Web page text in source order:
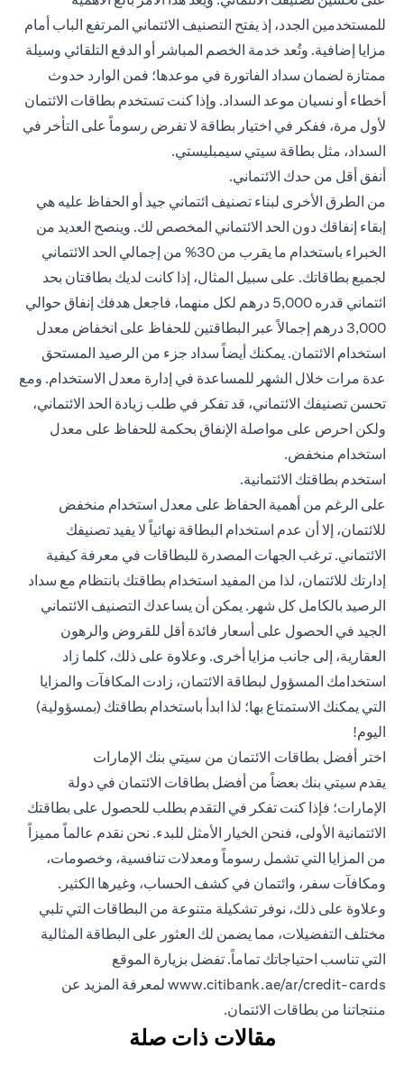
للمستخدمين الجدد، إذ يفتح التصنيف الائتماني المرتفع الباب أمام
مزايا إضافية. وتُعد خدمة الخصم المباشر أو الدفع التلقائي وسيلة
ممتازة لضمان سداد الفاتورة في موعدها؛ فمن الوارد حدوث
أخطاء أو نسيان موعد السداد. وإذا كنت تستخدم بطاقات الائتمان
لأول مرة، ففكر في اختيار بطاقة لا تفرض رسوماً على التأخر في
السداد، مثل بطاقة سيتي سيمبليستي.
أنفق أقل من حدك الائتماني.
من الطرق الأخرى لبناء تصنيف ائتماني جيد أو الحفاظ عليه هي
إبقاء إنفاقك دون الحد الائتماني المخصص لك. وينصح العديد من
الخبراء باستخدام ما يقرب من 30% من إجمالي الحد الائتماني
لجميع بطاقاتك. على سبيل المثال، إذا كانت لديك بطاقتان بحد
ائتماني قدره 5,000 درهم لكل منهما، فاجعل هدفك إنفاق حوالي
3,000 درهم إجمالاً عبر البطاقتين للحفاظ على انخفاض معدل
استخدام الائتمان. يمكنك أيضاً سداد جزء من الرصيد المستحق
عدة مرات خلال الشهر للمساعدة في إدارة معدل الاستخدام. ومع
تحسن تصنيفك الائتماني، قد تفكر في طلب زيادة الحد الائتماني،
ولكن احرص على مواصلة الإنفاق بحكمة للحفاظ على معدل
استخدام منخفض.
استخدم بطاقتك الائتمانية.
على الرغم من أهمية الحفاظ على معدل استخدام منخفض
للائتمان، إلا أن عدم استخدام البطاقة نهائياً لا يفيد تصنيفك
الائتماني. ترغب الجهات المصدرة للبطاقات في معرفة كيفية
إدارتك للائتمان، لذا من المفيد استخدام بطاقتك بانتظام مع سداد
الرصيد بالكامل كل شهر. يمكن أن يساعدك التصنيف الائتماني
الجيد في الحصول على أسعار فائدة أقل للقروض والرهون
العقارية، إلى جانب مزايا أخرى. وعلاوة على ذلك، كلما زاد
استخدامك المسؤول لبطاقة الائتمان، زادت المكافآت والمزايا
التي يمكنك الاستمتاع بها؛ لذا ابدأ باستخدام بطاقتك (بمسؤولية)
اليوم!
اختر أفضل بطاقات الائتمان من سيتي بنك الإمارات
يقدم سيتي بنك بعضاً من أفضل بطاقات الائتمان في دولة
الإمارات؛ فإذا كنت تفكر في التقدم بطلب للحصول على بطاقتك
الائتمانية الأولى، فنحن الخيار الأمثل للبدء. نحن نقدم عالماً مميزاً
من المزايا التي تشمل رسوماً ومعدلات تنافسية، وخصومات،
ومكافآت سفر، وائتمان في كشف الحساب، وغيرها الكثير.
وعلاوة على ذلك، نوفر تشكيلة متنوعة من البطاقات التي تلبي
مختلف التفضيلات، مما يضمن لك العثور على البطاقة المثالية
التي تناسب احتياجاتك تماماً. تفضل بزيارة الموقع
www.citibank.ae/ar/credit-cards لمعرفة المزيد عن
منتجاتنا من بطاقات الائتمان.
مقالات ذات صلة